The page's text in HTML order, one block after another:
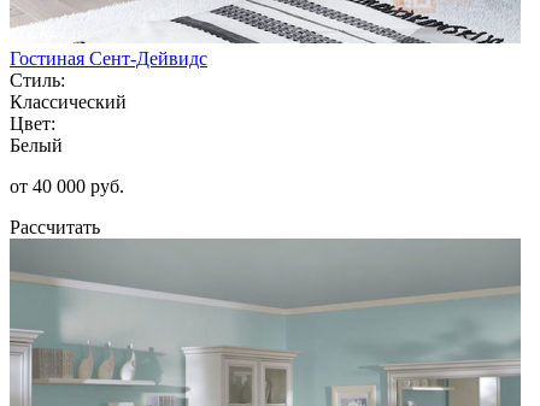
Гостиная Сент-Дейвидс
Стиль:
Классический
Цвет:
Белый
от 40 000 руб.
Рассчитать